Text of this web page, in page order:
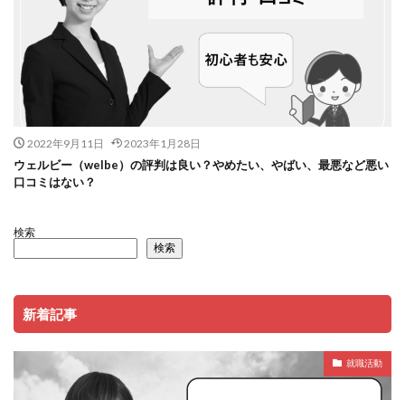
2022年9月11日 2023年1月28日
ウェルビー（welbe）の評判は良い？やめたい、やばい、最悪など悪い
口コミはない？
検索
検索
新着記事
就職活動